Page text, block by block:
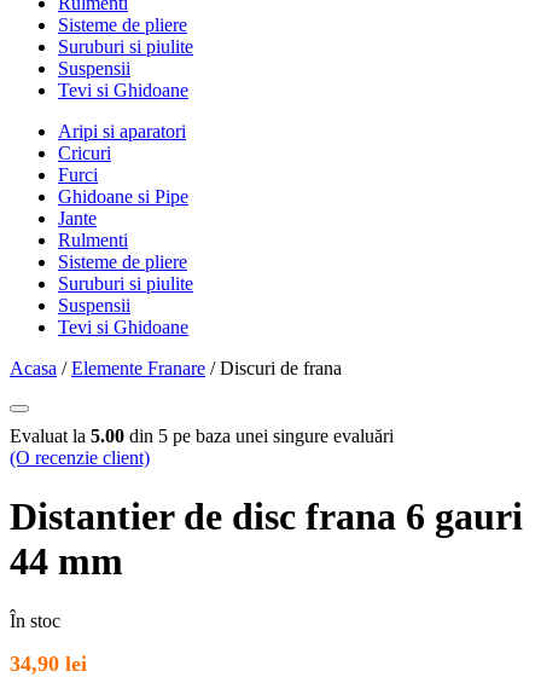
Sisteme de pliere
Suruburi si piulite
Suspensii
Tevi si Ghidoane
Aripi si aparatori
Cricuri
Furci
Ghidoane si Pipe
Jante
Rulmenti
Sisteme de pliere
Suruburi si piulite
Suspensii
Tevi si Ghidoane
Acasa /Elemente Franare / Discuri de frana
Evaluat la 5.00 din 5 pe baza unei singure evaluări
(O recenzie client)
Distantier de disc frana 6 gauri
44 mm
În stoc
34,90 lei